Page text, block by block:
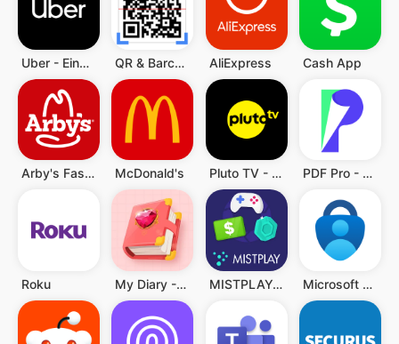
Uber - Eine Fahrt bestellen QR & Barcode Scanner (Deutsch) AliExpress Cash App
Arby's Fast Food Sandwiches McDonald's Pluto TV - TV, Filme & Serien PDF Pro - Reader & Maker
Roku My Diary - Diary With Lock MISTPLAY: Spiele für Belohnung Microsoft Authenticator